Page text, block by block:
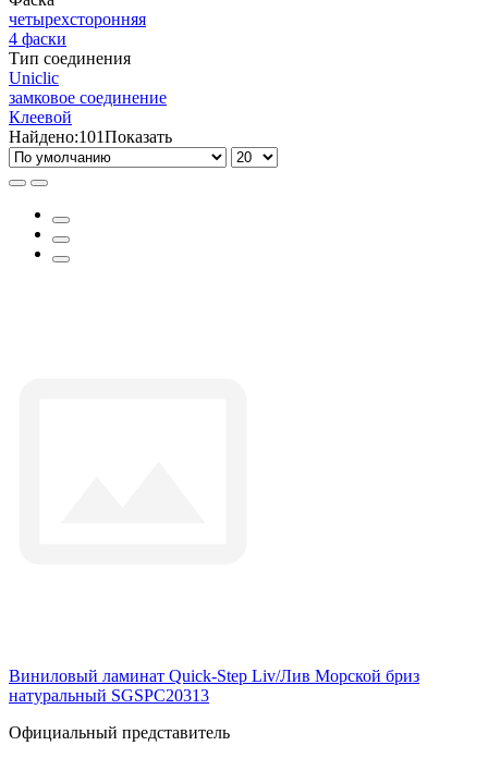
четырехсторонняя
4 фаски
Тип соединения
Uniclic
замковое соединение
Клеевой
Найдено:101Показать
Виниловый ламинат Quick-Step Liv/Лив Морской бриз
натуральный SGSPC20313
Официальный представитель